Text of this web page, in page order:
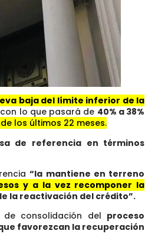
baja del límite inferior de la
lo que pasará de 40% a 38%
los últimos 22 meses.
de referencia en términos
“la mantiene en terreno
y a la vez recomponer la
la reactivación del crédito”.
consolidación del proceso
favorezcan la recuperación